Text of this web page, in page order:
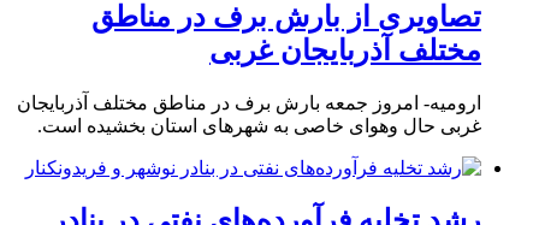
تصاویری از بارش برف در مناطق
مختلف آذربایجان غربی
ارومیه- امروز جمعه بارش برف در مناطق مختلف آذربایجان
غربی حال وهوای خاصی به شهرهای استان بخشیده است.